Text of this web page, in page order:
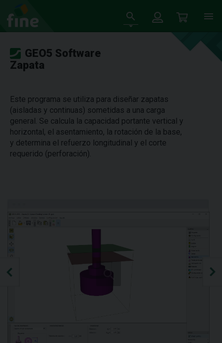
GEO5 Software
Zapata
Este programa se utiliza para diseñar zapatas
(aisladas y continuas) sometidas a una carga
general. Se calcula la capacidad portante vertical y
horizontal, el asentamiento, la rotación de la base,
y determina el refuerzo longitudinal y el corte
requerido (perforación).